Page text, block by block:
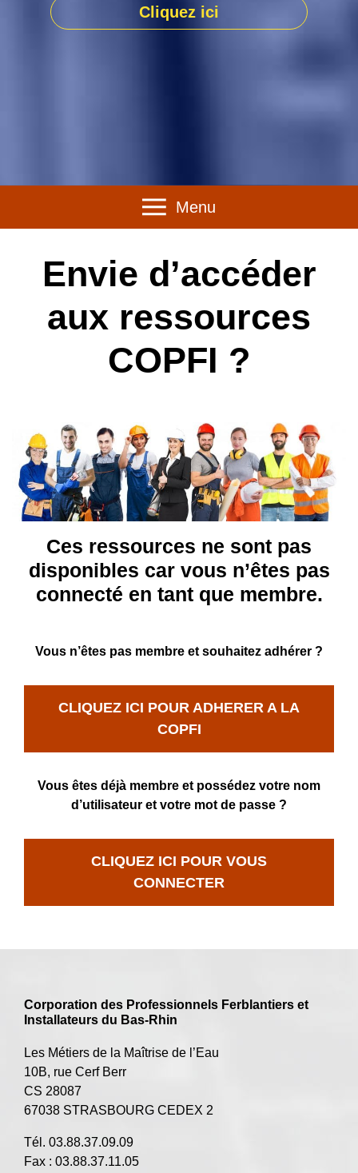
Cliquez ici
Menu
Envie d’accéder
aux ressources
COPFI ?
Ces ressources ne sont pas
disponibles car vous n’êtes pas
connecté en tant que membre.
Vous n’êtes pas membre et souhaitez adhérer ?
CLIQUEZ ICI POUR ADHERER A LA
COPFI
Vous êtes déjà membre et possédez votre nom
d’utilisateur et votre mot de passe ?
CLIQUEZ ICI POUR VOUS
CONNECTER
Corporation des Professionnels Ferblantiers et
Installateurs du Bas-Rhin
Les Métiers de la Maîtrise de l’Eau
10B, rue Cerf Berr
CS 28087
67038 STRASBOURG CEDEX 2
Tél. 03.88.37.09.09
Fax : 03.88.37.11.05